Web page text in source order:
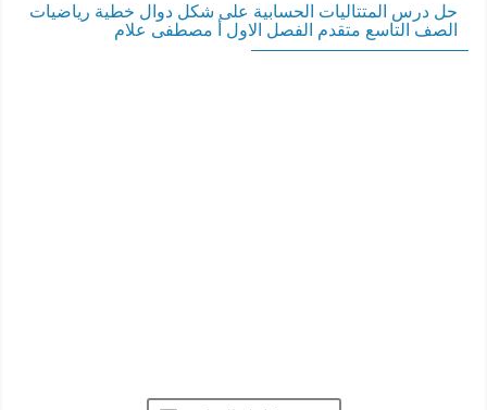
حل درس المتتاليات الحسابية على شكل دوال خطية رياضيات
الصف التاسع متقدم الفصل الاول أ مصطفى علام